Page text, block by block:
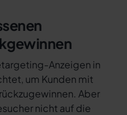
Anzeigen in
um Kunden mit
Aber
nicht auf die